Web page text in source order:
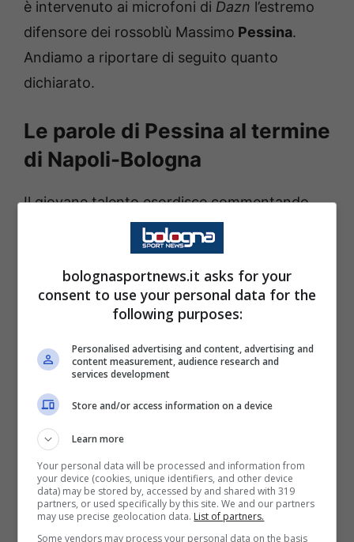
è intervenuto ai microfoni di Dazn l’estremo
difensore dei rossoblù Massimo Pessina.
Andiamo a riportare di seguito quanto
dichiarato.
Le parole di Pessina al termine
di Napoli-Bologna
Il giovane talento esordisce commentando
così partita e atmosfera: “Bella partita e
atmosfera bellissima. Loro ci hanno
schiacciato nel secondo tempo e noi siamo
stati bravi a soffrire insieme e nelle
Sulla sua prestazione: “
con i piedi e ho fatto soffrire tanto la
squadra. In partita mi sono sciolto dopo un
po’, ci sono stati momenti con più tensione
ma fa parte del calcio.”
Le parole di Pessina al termine
bolognasportnews.it asks for your
consent to use your personal data for the
following purposes:
Personalised advertising and content, advertising and
content measurement, audience research and
services development
Store and/or access information on a device
Learn more
Your personal data will be processed and information from
your device (cookies, unique identifiers, and other device
data) may be stored by, accessed by and shared with 319
partners, or used specifically by this site. We and our partners
may use precise geolocation data. List of partners.
Some vendors may process your personal data on the basis